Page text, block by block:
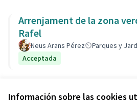
Información sobre las cookies
Arrenjament de la zona
Rafel
Neus Arans Pérez Parques y
Acceptada
Ver todas las propuestas retiradas